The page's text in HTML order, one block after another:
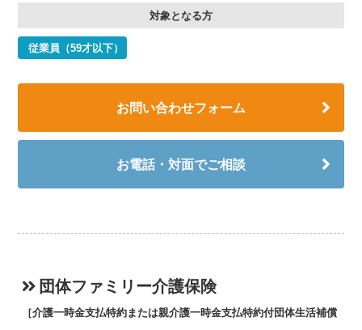
対象となる方
従業員（59才以下）
お問い合わせフォーム
お電話・対面でご相談
団体ファミリー介護保険
［介護一時金支払特約または親介護一時金支払特約付団体生活補償